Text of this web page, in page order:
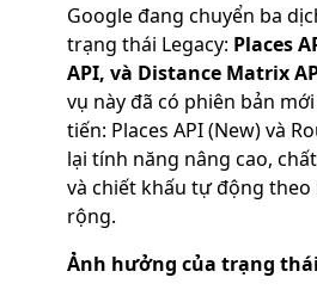
Google đang chuyển ba
trạng thái Legacy: Places
API, và Distance Matrix
vụ này đã có phiên bản
tiến: Places API (New) và
lại tính năng nâng cao,
và chiết khấu tự động
rộng.
Ảnh hưởng của trạng